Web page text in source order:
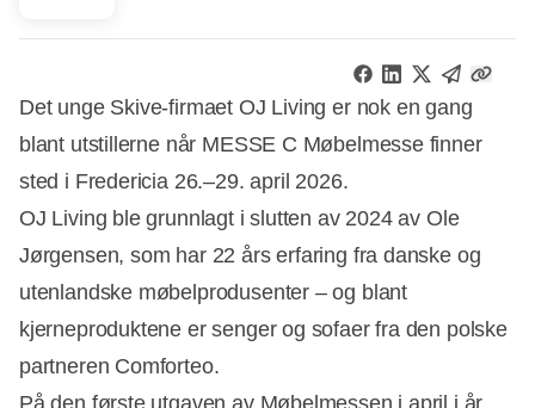
Det unge Skive-firmaet OJ Living er nok en gang
blant utstillerne når MESSE C Møbelmesse finner
sted i Fredericia 26.–29. april 2026.
OJ Living ble grunnlagt i slutten av 2024 av Ole
Jørgensen, som har 22 års erfaring fra danske og
utenlandske møbelprodusenter – og blant
kjerneproduktene er senger og sofaer fra den polske
partneren Comforteo.